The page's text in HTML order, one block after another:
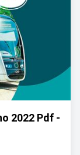
2022 Pdf -